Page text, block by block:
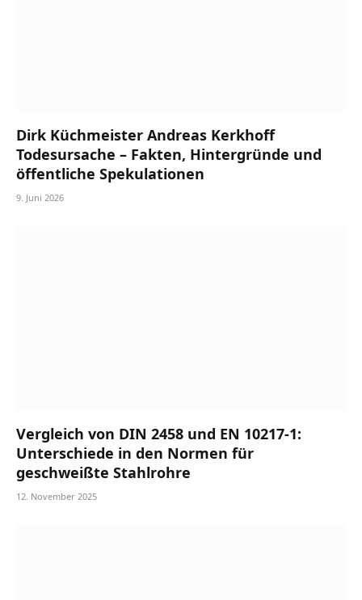
Dirk Küchmeister Andreas Kerkhoff
Todesursache – Fakten, Hintergründe und
öffentliche Spekulationen
9. Juni 2026
Vergleich von DIN 2458 und EN 10217-1:
Unterschiede in den Normen für
geschweißte Stahlrohre
12. November 2025